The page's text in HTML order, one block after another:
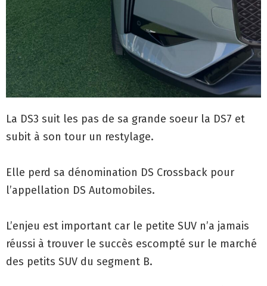
La DS3 suit les pas de sa grande soeur la DS7 et
subit à son tour un restylage.
Elle perd sa dénomination DS Crossback pour
l’appellation DS Automobiles.
L’enjeu est important car le petite SUV n’a jamais
réussi à trouver le succès escompté sur le marché
des petits SUV du segment B.